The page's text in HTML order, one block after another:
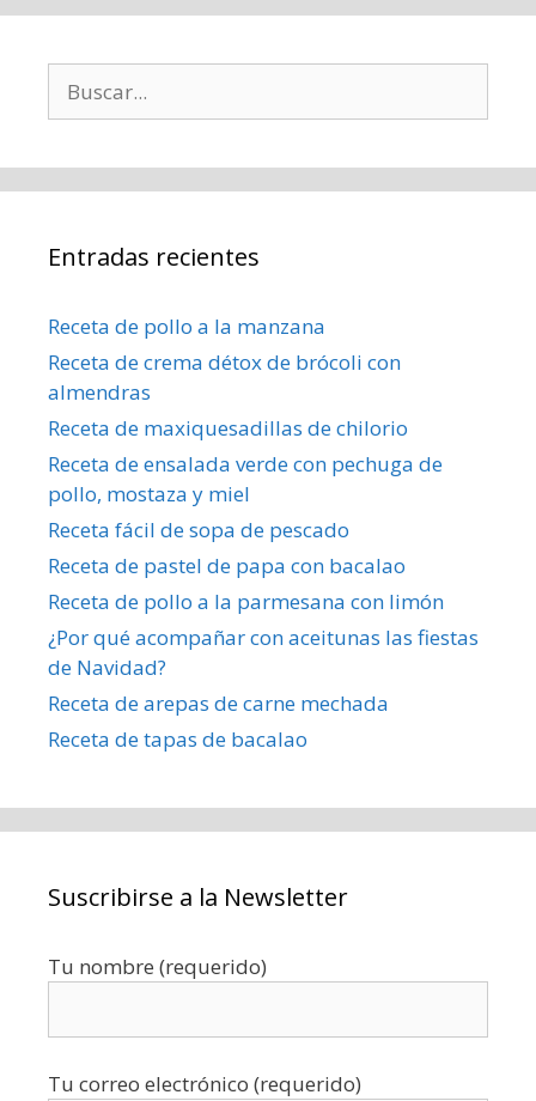
Entradas recientes
Receta de pollo a la manzana
Receta de crema détox de brócoli con
almendras
Receta de maxiquesadillas de chilorio
Receta de ensalada verde con pechuga de
pollo, mostaza y miel
Receta fácil de sopa de pescado
Receta de pastel de papa con bacalao
Receta de pollo a la parmesana con limón
¿Por qué acompañar con aceitunas las fiestas
de Navidad?
Receta de arepas de carne mechada
Receta de tapas de bacalao
Suscribirse a la Newsletter
Tu nombre (requerido)
Tu correo electrónico (requerido)